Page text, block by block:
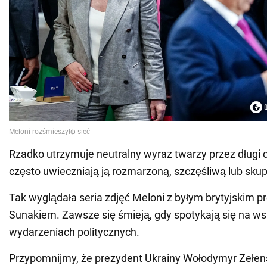
Rzadko utrzymuje neutralny wyraz twarzy przez długi
często uwieczniają ją rozmarzoną, szczęśliwą lub
Tak wyglądała seria zdjęć Meloni z byłym brytyjskim
Sunakiem. Zawsze się śmieją, gdy spotykają się na
wydarzeniach politycznych.
Przypomnijmy, że prezydent Ukrainy Wołodymyr